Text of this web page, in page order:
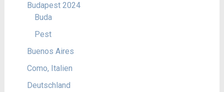
Budapest 2024
Buda
Pest
Buenos Aires
Como, Italien
Deutschland